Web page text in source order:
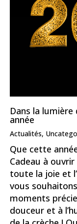
Dans la
année
Actualités,
Que cette
Cadeau à
toute la joie et
vous
moments
douceur et à